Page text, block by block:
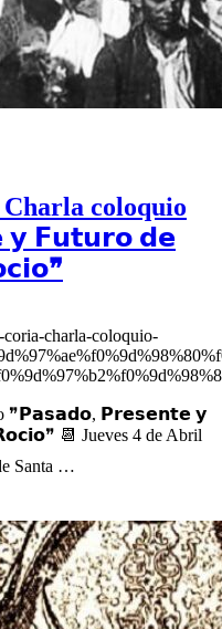
coloquio
𝘆 𝗙𝘂𝘁𝘂𝗿𝗼 𝗱𝗲
charla-coloquio-
❞𝗣𝗮𝘀𝗮𝗱𝗼, 𝗣𝗿𝗲𝘀𝗲𝗻𝘁𝗲 𝘆
📆 Jueves 4 de Abril
Santa …